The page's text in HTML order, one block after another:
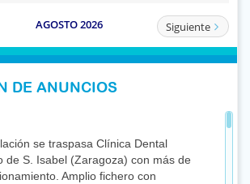
DE ANUNCIOS
se traspasa Clínica Dental
de S. Isabel (Zaragoza) con más de
Amplio fichero con